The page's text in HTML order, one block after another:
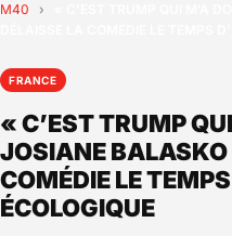
M40 ›
FRANCE
« C’EST TRUMP
JOSIANE BALASKO
COMÉDIE LE
ÉCOLOGIQUE